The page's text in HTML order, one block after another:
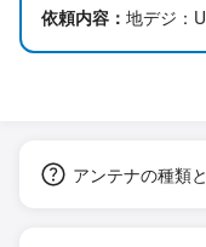
依頼内容： 地デジ：
アンテナの種類